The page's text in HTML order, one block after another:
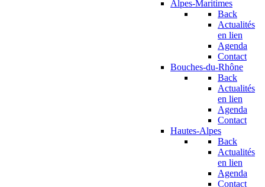
Alpes-Maritimes
Back
Actualités
en lien
Agenda
Contact
Bouches-du-Rhône
Back
Actualités
en lien
Agenda
Contact
Hautes-Alpes
Back
Actualités
en lien
Agenda
Contact